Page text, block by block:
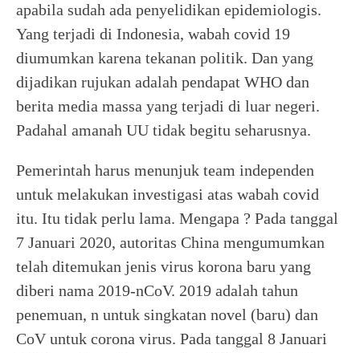
apabila sudah ada penyelidikan epidemiologis.
Yang terjadi di Indonesia, wabah covid 19
diumumkan karena tekanan politik. Dan yang
dijadikan rujukan adalah pendapat WHO dan
berita media massa yang terjadi di luar negeri.
Padahal amanah UU tidak begitu seharusnya.
Pemerintah harus menunjuk team independen
untuk melakukan investigasi atas wabah covid
itu. Itu tidak perlu lama. Mengapa ? Pada tanggal
7 Januari 2020, autoritas China mengumumkan
telah ditemukan jenis virus korona baru yang
diberi nama 2019-nCoV. 2019 adalah tahun
penemuan, n untuk singkatan novel (baru) dan
CoV untuk corona virus. Pada tanggal 8 Januari